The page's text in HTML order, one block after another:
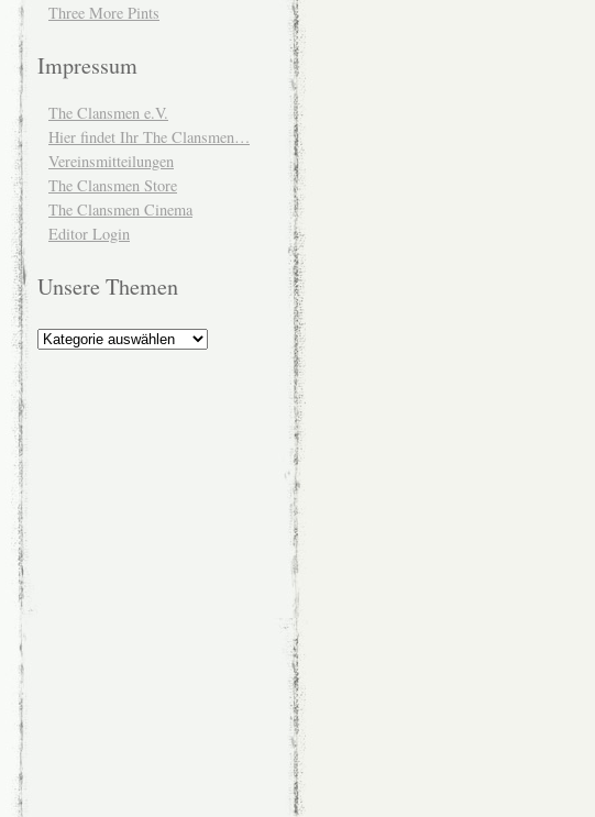
Three More Pints
Impressum
The Clansmen e.V.
Hier findet Ihr The Clansmen…
Vereinsmitteilungen
The Clansmen Store
The Clansmen Cinema
Editor Login
Unsere Themen
Unsere
Themen